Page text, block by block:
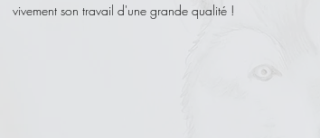
vivement son travail d'une grande qualité !